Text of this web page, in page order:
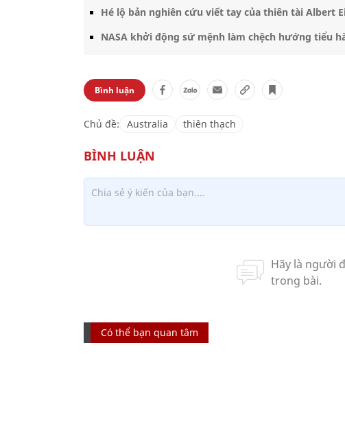
Hé lộ bản nghiên cứu viết tay của thiên tài Albert
NASA khởi động sứ mệnh làm chệch hướng tiểu
Bình luận
Chủ đề: Australia thiên thạch
Có thể bạn quan tâm